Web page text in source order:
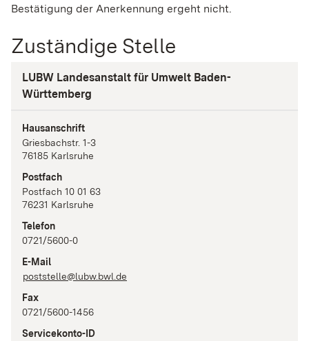
Bestätigung der Anerkennung ergeht nicht.
Zuständige Stelle
LUBW Landesanstalt für Umwelt Baden-
Württemberg
Hausanschrift
Griesbachstr. 1-3
76185 Karlsruhe
Postfach
Postfach 10 01 63
76231 Karlsruhe
Telefon
0721/5600-0
E-Mail
poststelle@lubw.bwl.de
Fax
0721/5600-1456
Servicekonto-ID